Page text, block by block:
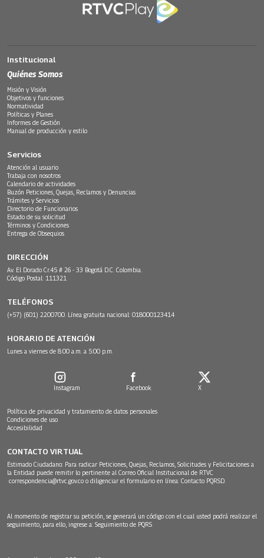
Institucional
Quiénes Somos
Misión y Visión
Objetivos y funciones
Normatividad
Políticas y Planes
Informes de Gestión
Manual de producción y estilo
Servicios
Atención al usuario
Trabaja con nosotros
Calendario de actividades
Buzón Peticiones, Quejas, Reclamos y Denuncias
Trámites y Servicios
Directorio de Funcionarios
Estado de su solicitud
Términos y Condiciones
Entrega de Obsequios
DIRECCIÓN
Av. El Dorado Cr.45 # 26 - 33 Bogotá D.C. Colombia.
Código Postal: 111321
TELÉFONOS
(+57) (601) 2200700. Línea gratuita nacional: 018000123414
HORARIO DE ATENCIÓN
Lunes a viernes de 8:00 a.m. a 5:00 p.m.
Instagram Facebook X
Política de privacidad y tratamiento de datos personales
Condiciones de uso
Accesibilidad
CONTACTO VIRTUAL
Estimado Ciudadano: Para radicar Peticiones, Quejas, Reclamos, Solicitudes y Felicitaciones a
la Entidad puede remitir lo pertinente al Correo Oficial Institucional de RTVC
correspondencia@rtvc.gov.co o diligenciar el formulario en línea: Contacto PQRSD.
Al momento de registrar su petición, se generará un código con el cual usted podrá realizar el
seguimiento, para ello, ingrese a: Seguimiento de PQRS